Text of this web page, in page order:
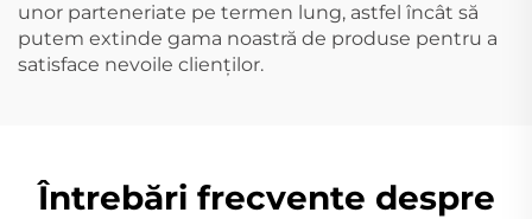
unor parteneriate pe termen lung, astfel încât să
putem extinde gama noastră de produse pentru a
satisface nevoile clienților.
Întrebări frecvente despre